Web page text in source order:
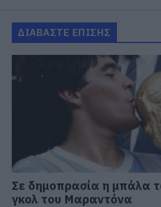
ΔΙΑΒΑΣΤΕ ΕΠΙΣΗΣ
Σε δημοπρασία η μπάλα
γκολ του Μαραντόνα